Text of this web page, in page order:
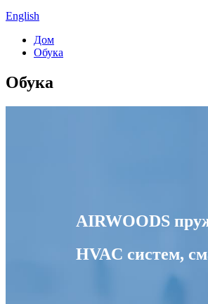
English
Дом
Обука
Обука
AIRWOODS
HVAC систем,